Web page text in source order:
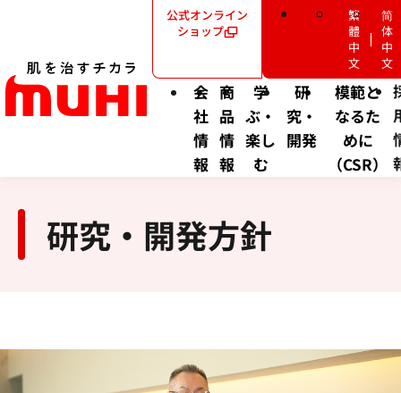
会
社
情
報
商
品
情
報
学
ぶ・
楽し
む
研
究・
開発
模範と
なるた
めに
（CSR）
公式オンライン
ショップ
繁
體
中
文
简
体
中
文
研究・開発方針